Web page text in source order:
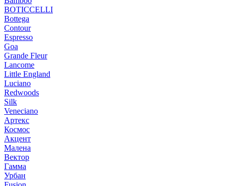
BOTICCELLI
Bottega
Contour
Espresso
Goa
Grande Fleur
Lancome
Little England
Luciano
Redwoods
Silk
Veneciano
Артекс
Космос
Акцент
Малена
Вектор
Гамма
Урбан